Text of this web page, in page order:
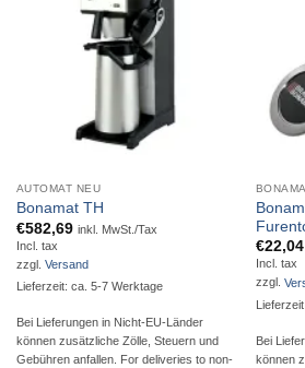
AUTOMAT NEU
Bonamat TH
€582,69 inkl. MwSt./Tax
Incl. tax
zzgl. Versand
Lieferzeit: ca. 5-7 Werktage
Bei Lieferungen in Nicht-EU-Länder
können zusätzliche Zölle, Steuern und
Gebühren anfallen. For deliveries to non-
€22,04
Incl. tax
zzgl.
Bei
können